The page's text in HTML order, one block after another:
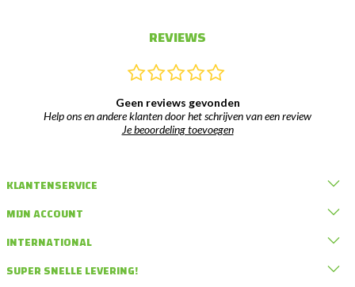
REVIEWS
Geen reviews gevonden
Help ons en andere klanten door het schrijven van een review
Je beoordeling toevoegen
KLANTENSERVICE
MIJN ACCOUNT
INTERNATIONAL
SUPER SNELLE LEVERING!